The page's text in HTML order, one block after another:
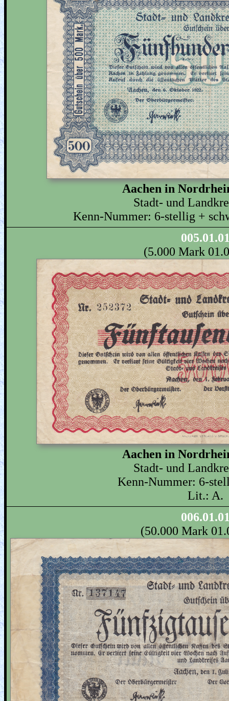
Aachen in
Stadt- und
Kenn-Nummer: 6-stellig +
(5.000 Mark
Aachen in
Stadt- und
Kenn-Nummer: 6-
Lit.: A.
(50.000 Mark